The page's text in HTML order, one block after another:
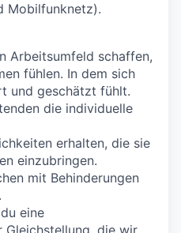
Mobilfunknetz).
Arbeitsumfeld schaffen,
fühlen. In dem sich
und geschätzt fühlt.
die individuelle
erhalten, die sie
einzubringen.
mit Behinderungen
eine
Gleichstellung, die wir